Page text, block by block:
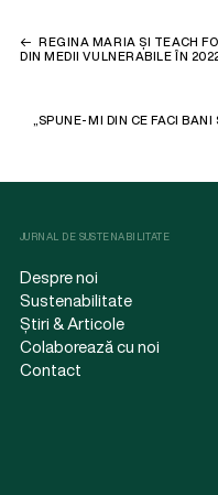
REGINA MARIA ȘI TEACH
DIN MEDII VULNERABILE ÎN
„SPUNE-MI DIN CE FACI
JURNAL DE SUSTENABILITATE
Despre noi
Sustenabilitate
Știri & Articole
Colaborează cu noi
Contact